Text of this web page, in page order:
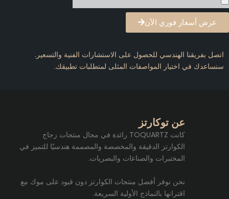
عرض أسعار فوري الآن
اتصل بفريقنا الهندسي للحصول على الاستشارات الفنية والتسعير.
سنساعدك في اختيار المواصفات المثلى لمتطلبات تطبيقك.
عن توكارتز
كانت TOQUARTZ رائدة في مجال منتجات زجاج
الكوارتز الدقيقة والمخصصة والمصممة هندسيًا للتميز في
المختبرات والصناعات والبصريات.
نحن نوفر أفضل منتجات الكوارتز دون قيود على موك مع
اقترانها بالنماذج الأولية السريعة.